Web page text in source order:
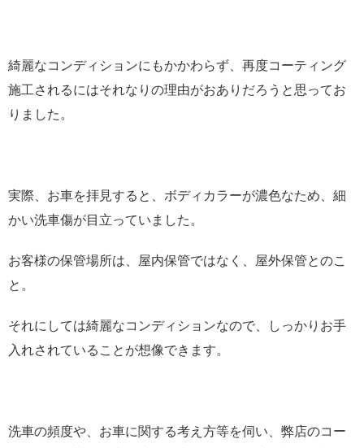
綺麗なコンディションにもかかわらず、再度コーティング
施工されるにはそれなりの理由がおありだろうと思ってお
りました。
実際、お車を拝見すると、ボディカラーが濃色なため、細
かい洗車傷が目立っていました。
お客様の保管場所は、屋内保管ではなく、屋外保管とのこ
と。
それにしては綺麗なコンディションなので、しっかりお手
入れされていることが想像できます。
洗車の頻度や、お車に関する考え方等を伺い、弊店のコー